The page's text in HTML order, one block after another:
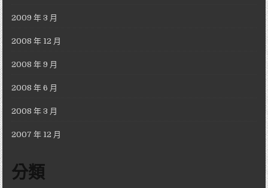
2009 年 3 月
2008 年 12 月
2008 年 9 月
2008 年 6 月
2008 年 3 月
2007 年 12 月
分類